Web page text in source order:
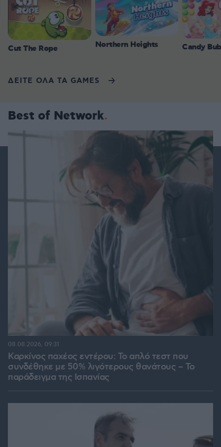
Cut The Rope Northern Heights Candy
ΔΕΙΤΕ ΟΛΑ ΤΑ GAMES
Best of Network
Καρκίνος παχέος εντέρου: Το απλό τεστ που
συνδέθηκε με 50% λιγότερους θανάτους – Το
παράδειγμα της Ισπανίας
08.08.2026, 09:31